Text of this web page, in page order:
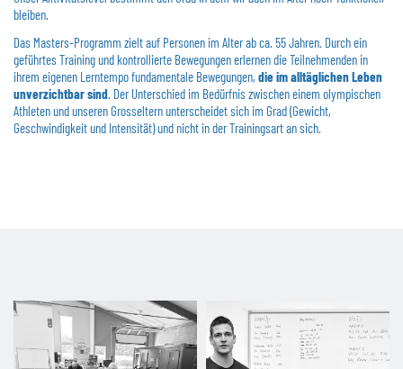
bleiben.
Das Masters-Programm zielt auf Personen im Alter ab ca. 55 Jahren. Durch ein
geführtes Training und kontrollierte Bewegungen erlernen die Teilnehmenden in
ihrem eigenen Lerntempo fundamentale Bewegungen, die im alltäglichen Leben
unverzichtbar sind. Der Unterschied im Bedürfnis zwischen einem olympischen
Athleten und unseren Grosseltern unterscheidet sich im Grad (Gewicht,
Geschwindigkeit und Intensität) und nicht in der Trainingsart an sich.